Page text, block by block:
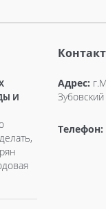
И
Адрес:
Телефон: